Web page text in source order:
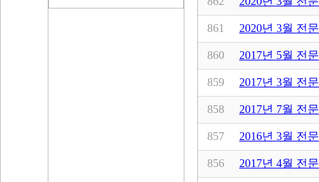
861 2020년 3월 전
860 2017년 5월 전
859 2017년 3월 전
858 2017년 7월 전
857 2016년 3월 전
856 2017년 4월 전